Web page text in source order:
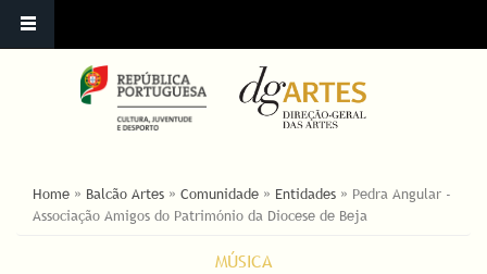
ESTÁ AQUI
Home » Balcão Artes » Comunidade » Entidades » Pedra Angular -
Associação Amigos do Património da Diocese de Beja
MÚSICA